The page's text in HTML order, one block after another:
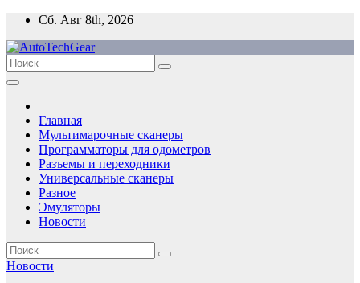
Перейти
содержимому
Сб. Авг 8th, 2026
Главная
Мультимарочные сканеры
Программаторы для одометров
Разъемы и переходники
Универсальные сканеры
Разное
Эмуляторы
Новости
Новости